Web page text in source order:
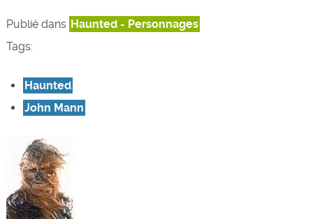
Publié dans Haunted - Personnages
Tags:
Haunted
John Mann